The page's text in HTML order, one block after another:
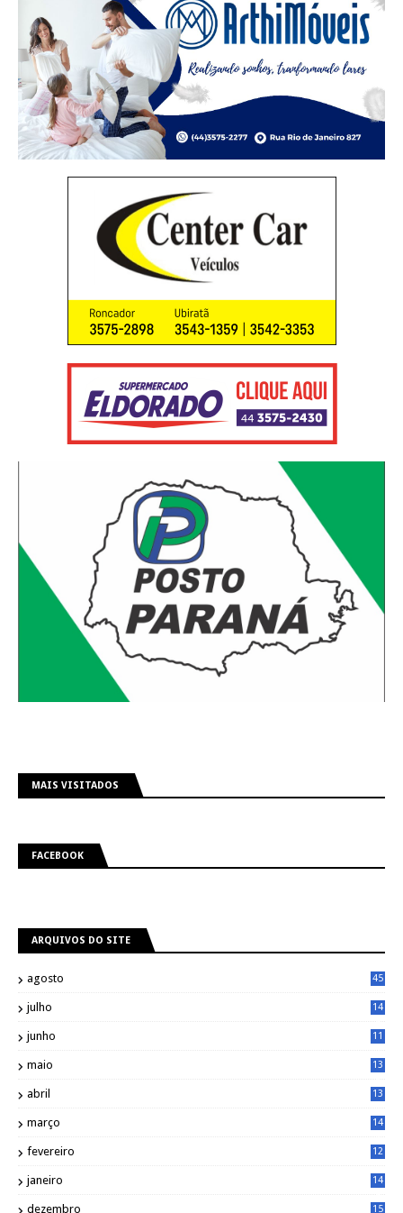
MAIS VISITADOS
FACEBOOK
ARQUIVOS DO SITE
agosto 45
julho
14
junho
11
maio
13
abril
13
março
14
fevereiro
12
janeiro
14
dezembro 15